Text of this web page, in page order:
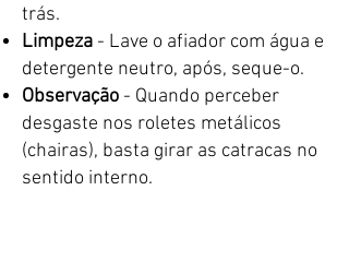
trás.
Limpeza - Lave o afiador com água e
detergente neutro, após, seque-o.
Observação - Quando perceber
desgaste nos roletes metálicos
(chairas), basta girar as catracas no
sentido interno.